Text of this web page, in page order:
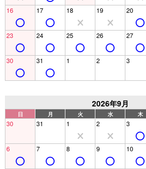
16 17 18 19 20
23 24 25 26 27
30 31 1 2 3
2026年9月
日 月 火 水 木
30 31 1 2 3
6 7 8 9 10